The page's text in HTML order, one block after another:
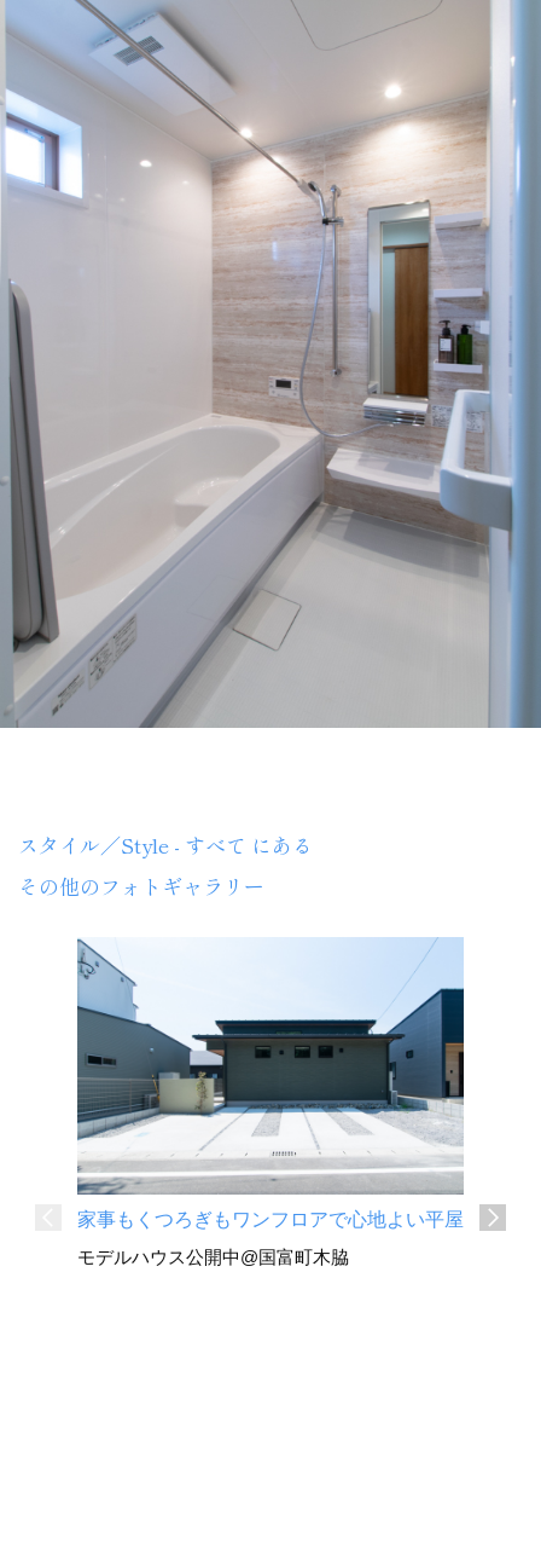
スタイル／Style - すべて にある
その他のフォトギャラリー
家事もくつろぎもワンフロアで心地よい平屋
モデルハウス公開中@国富町木脇
深い軒